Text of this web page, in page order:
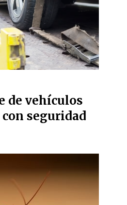
de vehículos
con seguridad